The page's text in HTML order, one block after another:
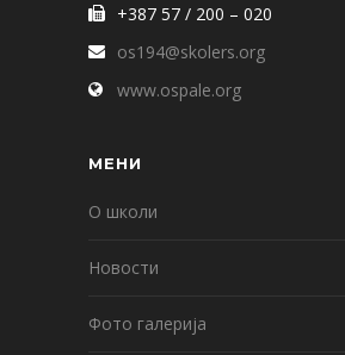
+387 57 / 200 – 020
os194@skolers.org
www.ospale.org
МЕНИ
О школи
Новости
Фото галерија